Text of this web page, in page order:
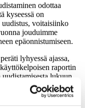
odottaa
kyseessä on
voitaisiinko
jouduimme
epäonnistumiseen.
lyhyessä ajassa,
raportin
lukuun
monissa